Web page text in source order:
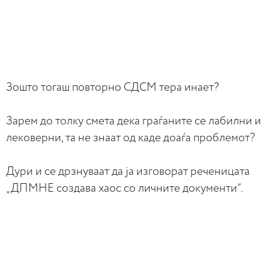
Зошто тогаш повторно СДСМ тера инает?
Зарем до толку смета дека граѓаните се лабилни и
лековерни, та не знаат од каде доаѓа проблемот?
Дури и се дрзнуваат да ја изговорат реченицата
„ДПМНЕ создава хаос со личните документи“.